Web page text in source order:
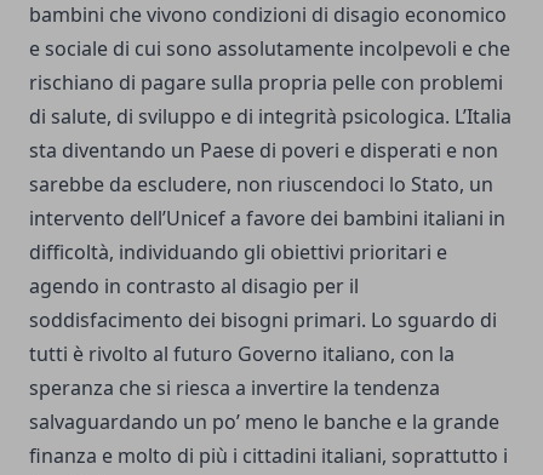
bambini che vivono condizioni di disagio economico
e sociale di cui sono assolutamente incolpevoli e che
rischiano di pagare sulla propria pelle con problemi
di salute, di sviluppo e di integrità psicologica. L’Italia
sta diventando un Paese di poveri e disperati e non
sarebbe da escludere, non riuscendoci lo Stato, un
intervento dell’Unicef a favore dei bambini italiani in
difficoltà, individuando gli obiettivi prioritari e
agendo in contrasto al disagio per il
soddisfacimento dei bisogni primari. Lo sguardo di
tutti è rivolto al futuro Governo italiano, con la
speranza che si riesca a invertire la tendenza
salvaguardando un po’ meno le banche e la grande
finanza e molto di più i cittadini italiani, soprattutto i